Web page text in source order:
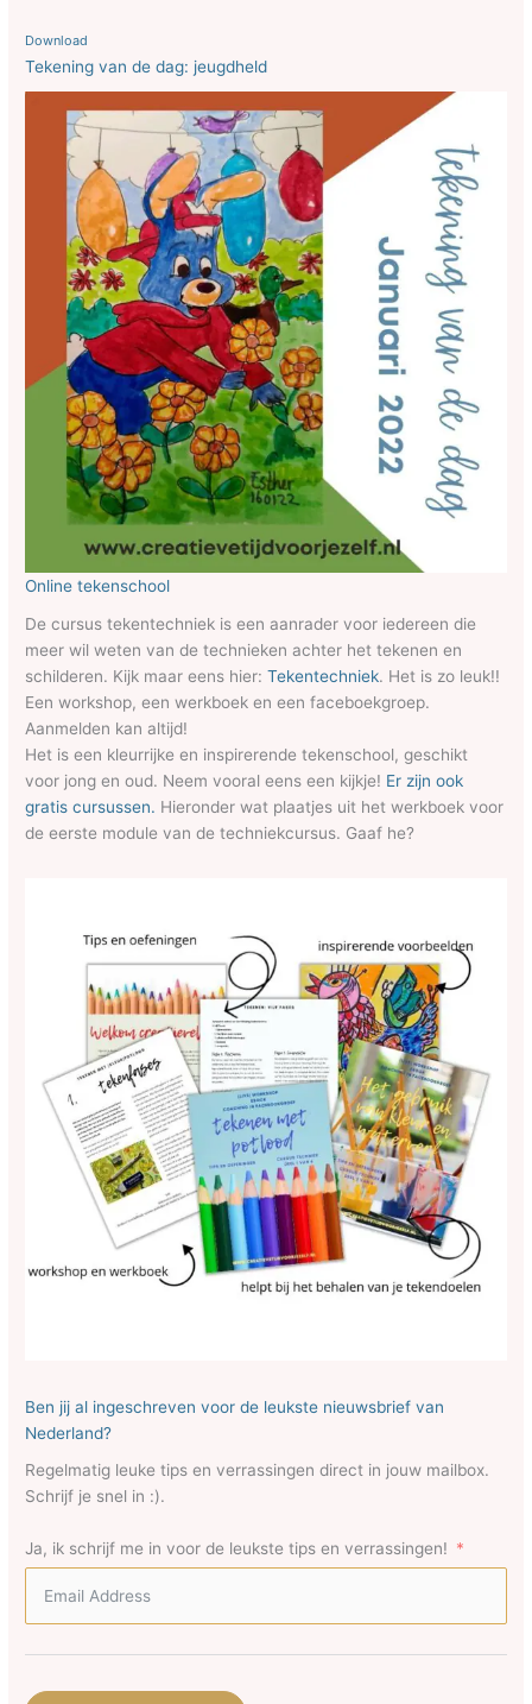
Download
Tekening van de dag: jeugdheld
Online tekenschool
De cursus tekentechniek is een aanrader voor iedereen die
meer wil weten van de technieken achter het tekenen en
schilderen. Kijk maar eens hier:Tekentechniek. Het is zo leuk!!
Een workshop, een werkboek en een faceboekgroep.
Aanmelden kan altijd!
Het is een kleurrijke en inspirerende tekenschool, geschikt
voor jong en oud. Neem vooral eens een kijkje! Er zijn ook
gratis cursussen. Hieronder wat plaatjes uit het werkboek voor
de eerste module van de techniekcursus. Gaaf he?
Ben jij al ingeschreven voor de leukste nieuwsbrief van
Nederland?
Regelmatig leuke tips en verrassingen direct in jouw mailbox.
Schrijf je snel in :).
Ja, ik schrijf me in voor de leukste tips en verrassingen!